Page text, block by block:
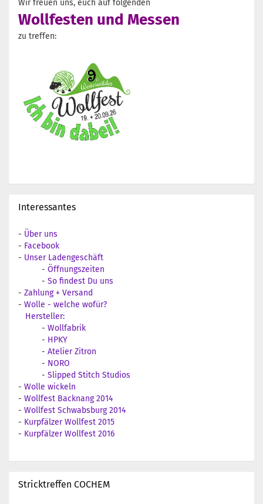
Wir freuen uns, euch auf folgenden
Wollfesten und Messen
zu treffen:
Interessantes
- Über uns
- Facebook
- Unser Ladengeschäft
- Öffnungszeiten
- So findest Du uns
- Zahlung + Versand
- Wolle - welche wofür?
Hersteller:
- Wollfabrik
- HPKY
- Atelier Zitron
- NORO
- Slipped Stitch Studios
- Wolle wickeln
- Wollfest Backnang 2014
- Wollfest Schwabsburg 2014
- Kurpfälzer Wollfest 2015
- Kurpfälzer Wollfest 2016
Stricktreffen COCHEM